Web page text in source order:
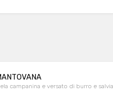
campanina e versato di burro e salvia